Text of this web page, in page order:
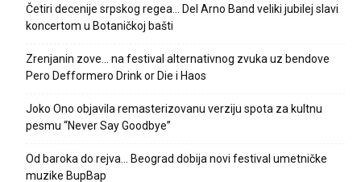
Četiri decenije srpskog regea… Del Arno Band veliki jubilej slavi
koncertom u Botaničkoj bašti
Zrenjanin zove… na festival alternativnog zvuka uz bendove
Pero Defformero Drink or Die i Haos
Joko Ono objavila remasterizovanu verziju spota za kultnu
pesmu “Never Say Goodbye”
Od baroka do rejva… Beograd dobija novi festival umetničke
muzike BupBap